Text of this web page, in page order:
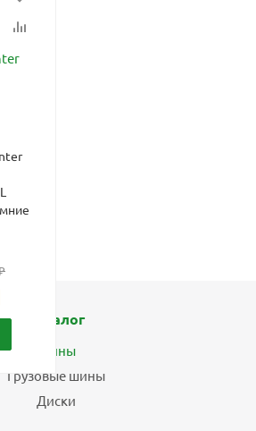
Каталог
Шины
Грузовые шины
Диски